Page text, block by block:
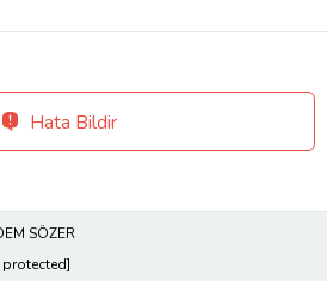
Hata Bildir
SÖZER